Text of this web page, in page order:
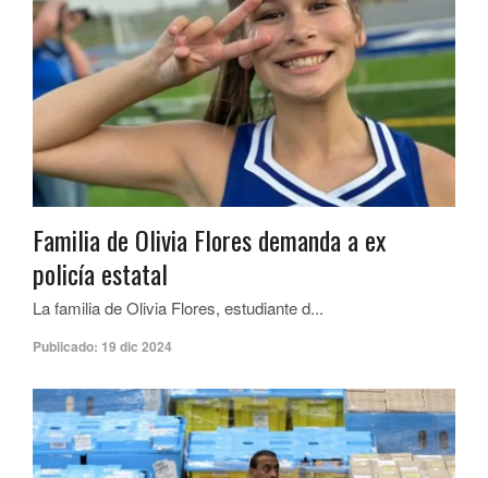
Familia de Olivia Flores demanda a ex
policía estatal
La familia de Olivia Flores, estudiante d...
Publicado: 19 dic 2024